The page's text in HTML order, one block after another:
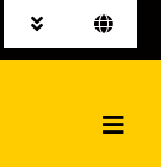
Toggle
Navigation
Toggle
Deutsch